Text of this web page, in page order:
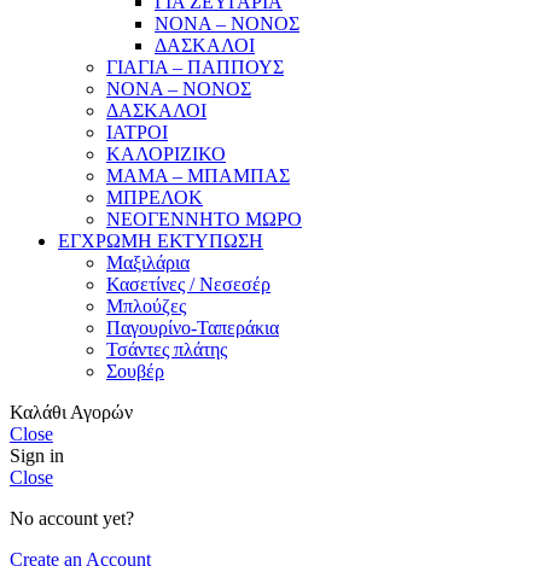
ΝΟΝΑ – ΝΟΝΟΣ
ΔΑΣΚΑΛΟΙ
ΓΙΑΓΙΑ – ΠΑΠΠΟΥΣ
ΝΟΝΑ – ΝΟΝΟΣ
ΔΑΣΚΑΛΟΙ
ΙΑΤΡΟΙ
ΚΑΛΟΡΙΖΙΚΟ
ΜΑΜΑ – ΜΠΑΜΠΑΣ
ΜΠΡΕΛΟΚ
ΝΕΟΓΕΝΝΗΤΟ ΜΩΡΟ
ΕΓΧΡΩΜΗ ΕΚΤΥΠΩΣΗ
Μαξιλάρια
Κασετίνες / Νεσεσέρ
Μπλούζες
Παγουρίνο-Ταπεράκια
Τσάντες πλάτης
Σουβέρ
Καλάθι Αγορών
Close
Sign in
Close
No account yet?
Create an Account